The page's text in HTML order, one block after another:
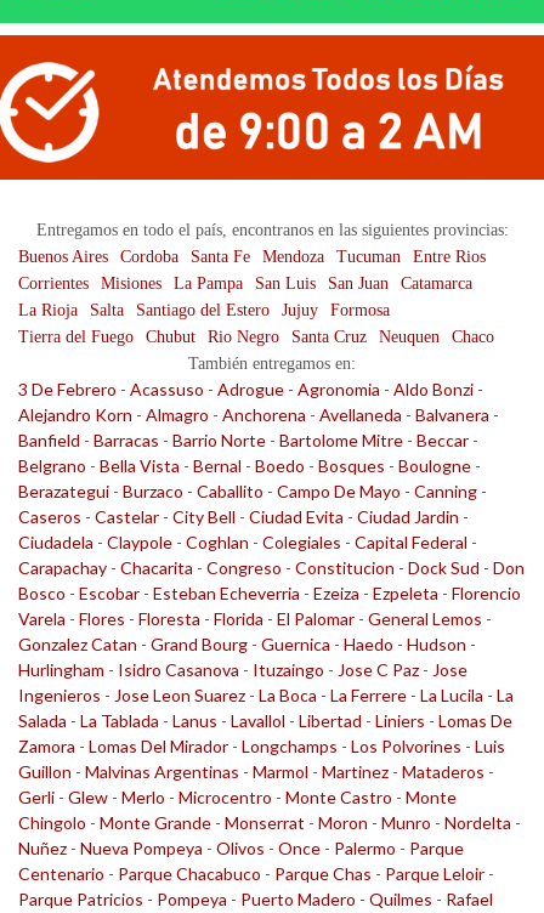
Entregamos en todo el país, encontranos en las siguientes provincias:
Buenos Aires
Cordoba Santa Fe Mendoza Tucuman
Entre Rios
Corrientes
Misiones La Pampa San Luis San Juan
Catamarca
La Rioja
Salta Santiago del Estero Jujuy
Formosa
Tierra del Fuego
Chubut Rio Negro Santa Cruz Neuquen
Chaco
También entregamos en:
3 De Febrero - Acassuso - Adrogue - Agronomia - Aldo Bonzi -
Alejandro Korn - Almagro - Anchorena - Avellaneda - Balvanera -
Banfield - Barracas - Barrio Norte - Bartolome Mitre - Beccar -
Belgrano - Bella Vista - Bernal - Boedo - Bosques - Boulogne -
Berazategui - Burzaco - Caballito - Campo De Mayo - Canning -
Caseros - Castelar - City Bell - Ciudad Evita - Ciudad Jardin -
Ciudadela - Claypole - Coghlan - Colegiales - Capital Federal -
Carapachay - Chacarita - Congreso - Constitucion - Dock Sud - Don
Bosco - Escobar - Esteban Echeverria - Ezeiza - Ezpeleta - Florencio
Varela - Flores - Floresta - Florida - El Palomar - General Lemos -
Gonzalez Catan - Grand Bourg - Guernica - Haedo - Hudson -
Hurlingham - Isidro Casanova - Ituzaingo - Jose C Paz - Jose
Ingenieros - Jose Leon Suarez - La Boca - La Ferrere - La Lucila - La
Salada - La Tablada - Lanus - Lavallol - Libertad - Liniers - Lomas De
Zamora - Lomas Del Mirador - Longchamps - Los Polvorines - Luis
Guillon - Malvinas Argentinas - Marmol - Martinez - Mataderos -
Gerli - Glew - Merlo - Microcentro - Monte Castro - Monte
Chingolo - Monte Grande - Monserrat - Moron - Munro - Nordelta -
Nuñez - Nueva Pompeya - Olivos - Once - Palermo - Parque
Centenario - Parque Chacabuco - Parque Chas - Parque Leloir -
Parque Patricios - Pompeya - Puerto Madero - Quilmes - Rafael